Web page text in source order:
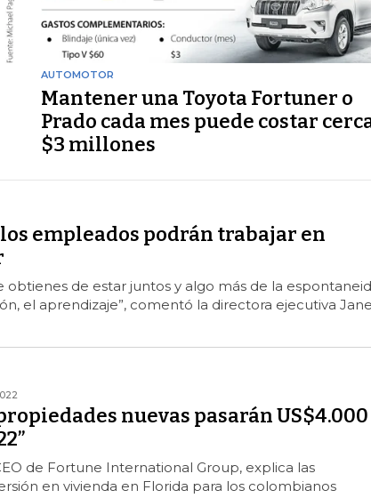
AUTOMOTOR
Mantener una Toyota Fortuner o
Prado cada mes puede costar
$3 millones
empleados podrán trabajar en
obtienes de estar juntos y algo más de la
el aprendizaje”, comentó la directora ejecutiva
nuevas pasarán US$4.000
de Fortune International Group, explica las
en vivienda en Florida para los colombianos